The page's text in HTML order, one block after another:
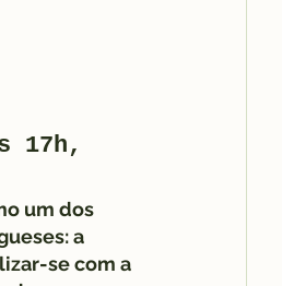
17h,
um dos
a
se com a